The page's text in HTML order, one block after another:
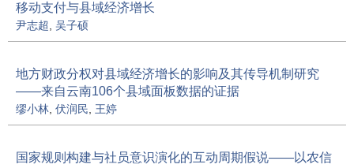
移动支付与县域经济增长
尹志超 吴子硕
地方财政分权对县域经济增长的影响及其传导机制研究
——来自云南106个县域面板数据的证据
缪小林 伏润民 王婷
国家规则构建与社员意识演化的互动周期假说——以农信